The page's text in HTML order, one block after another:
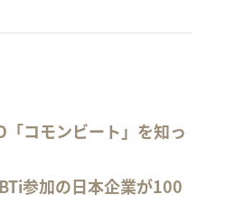
「コモンビート」を知っ
参加の日本企業が100